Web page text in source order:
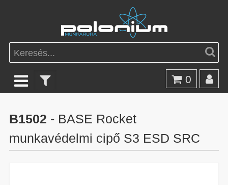
0
B1502 - BASE Rocket
munkavédelmi cipő S3 ESD SRC